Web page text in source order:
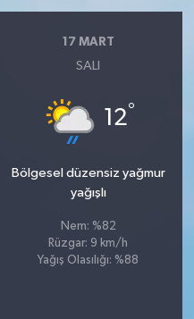
17 MART
SALI
12°
Bölgesel düzensiz yağmur
yağışlı
Nem: %82
Rüzgar: 9 km/h
Yağış Olasılığı: %88